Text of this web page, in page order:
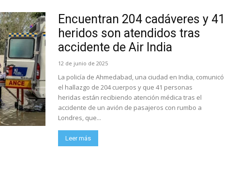
Encuentran 204 cadáveres y 41
heridos son atendidos tras
accidente de Air India
12 de junio de 2025
La policía de Ahmedabad, una ciudad en India, comunicó
el hallazgo de 204 cuerpos y que 41 personas
heridas están recibiendo atención médica tras el
accidente de un avión de pasajeros con rumbo a
Londres, que...
Leer más